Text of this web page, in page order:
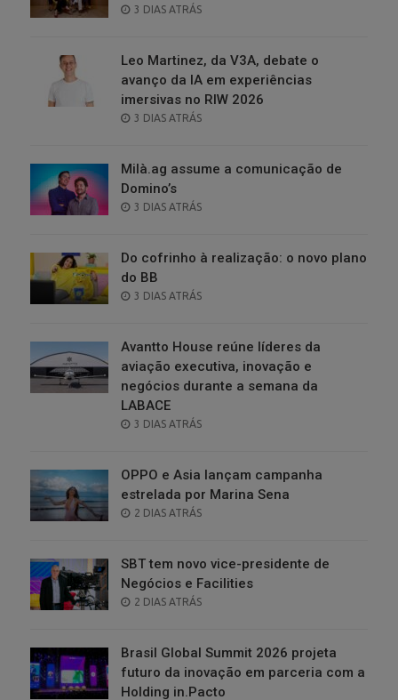
POSTED
3 DIAS ATRÁS
Leo Martinez, da V3A, debate o
avanço da IA em experiências
imersivas no RIW 2026
POSTED
3 DIAS ATRÁS
Milà.ag assume a comunicação de
Domino’s
POSTED
3 DIAS ATRÁS
Do cofrinho à realização: o novo plano
do BB
POSTED
3 DIAS ATRÁS
Avantto House reúne líderes da
aviação executiva, inovação e
negócios durante a semana da
LABACE
POSTED
3 DIAS ATRÁS
OPPO e Asia lançam campanha
estrelada por Marina Sena
POSTED
2 DIAS ATRÁS
SBT tem novo vice-presidente de
Negócios e Facilities
POSTED
2 DIAS ATRÁS
Brasil Global Summit 2026 projeta
futuro da inovação em parceria com a
Holding in.Pacto